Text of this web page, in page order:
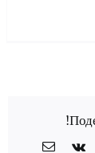
Pinterest
Vk
כתובת